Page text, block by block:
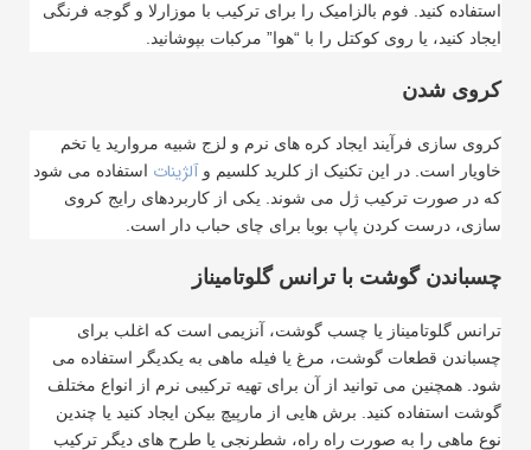
استفاده کنید. فوم بالزامیک را برای ترکیب با موزارلا و گوجه فرنگی
ایجاد کنید، یا روی کوکتل را با “هوا” مرکبات بپوشانید
کروی شدن
کروی سازی فرآیند ایجاد کره های نرم و لزج شبیه مروارید یا تخم
خاویار است. در این تکنیک از کلرید کلسیم وآلژینات استفاده می شود
که در صورت ترکیب ژل می شوند. یکی از کاربردهای رایج کروی
سازی، درست کردن پاپ بوبا برای چای حباب دار است
چسباندن گوشت با ترانس گلوتامیناز
ترانس گلوتامیناز یا چسب گوشت، آنزیمی است که اغلب برای
چسباندن قطعات گوشت، مرغ یا فیله ماهی به یکدیگر استفاده می
شود. همچنین می توانید از آن برای تهیه ترکیبی نرم از انواع مختلف
گوشت استفاده کنید. برش هایی از مارپیچ بیکن ایجاد کنید یا چندین
نوع ماهی را به صورت راه راه، شطرنجی یا طرح های دیگر ترکیب